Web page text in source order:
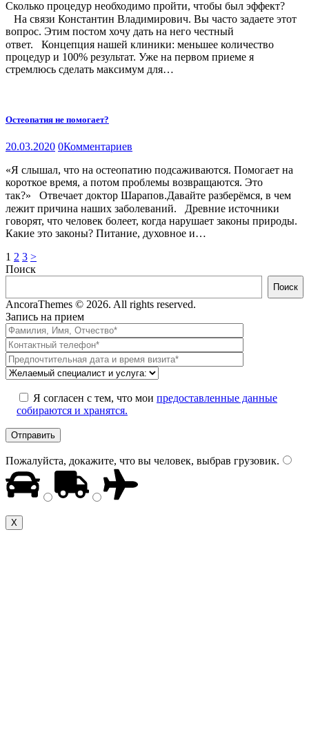
Сколько процедур необходимо пройти, чтобы был эффект?
⠀На связи Константин Владимирович. Вы часто задаете этот
вопрос. Этим постом хочу дать на него честный
ответ.⠀Концепция нашей клиники: меньшее количество
процедур и 100% результат. Уже на первом приеме я
стремлюсь сделать максимум для…
Остеопатия не помогает?
20.03.2020 0Комментариев
«Я слышал, что на остеопатию подсаживаются. Помогает на
короткое время, а потом проблемы возвращаются. Это
так?»⠀Отвечает доктор Шарапов.Давайте разберёмся, в чем
лежит причина наших заболеваний.⠀Древние источники
говорят, что человек болеет, когда нарушает законы природы.
Какие это законы? Питание, духовное и…
Навигация
по
записям
Page
1 Page
2 Page
3 >
Поиск
Поиск
AncoraThemes © 2026. All rights reserved.
Запись на прием
Я согласен с тем, что мои предоставленные данные
собираются и хранятся.
Пожалуйста, докажите, что вы человек, выбрав грузовик.
Х